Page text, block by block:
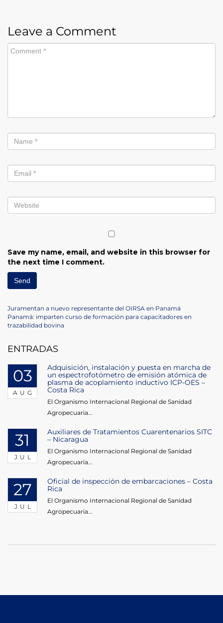
Leave a Comment
Save my name, email, and website in this browser for
the next time I comment.
Post
navigation
Previous
Post
Juramentan a nuevo representante del OIRSA en Panamá
Next
Post
Panamá: imparten curso de formación para capacitadores en
trazabilidad bovina
ENTRADAS
03
AUG
Adquisición, instalación y puesta en marcha de
un espectrofotómetro de emisión atómica de
plasma de acoplamiento inductivo ICP-OES –
Costa Rica
El Organismo Internacional Regional de Sanidad
Agropecuaria...
31
JUL
Auxiliares de Tratamientos Cuarentenarios SITC
– Nicaragua
El Organismo Internacional Regional de Sanidad
Agropecuaria...
27
JUL
Oficial de inspección de embarcaciones – Costa
Rica
El Organismo Internacional Regional de Sanidad
Agropecuaria...